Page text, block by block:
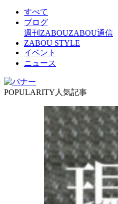
すべて
ブログ
週刊ZABOUZABOU通信
ZABOU STYLE
イベント
ニュース
POPULARITY 人気記事